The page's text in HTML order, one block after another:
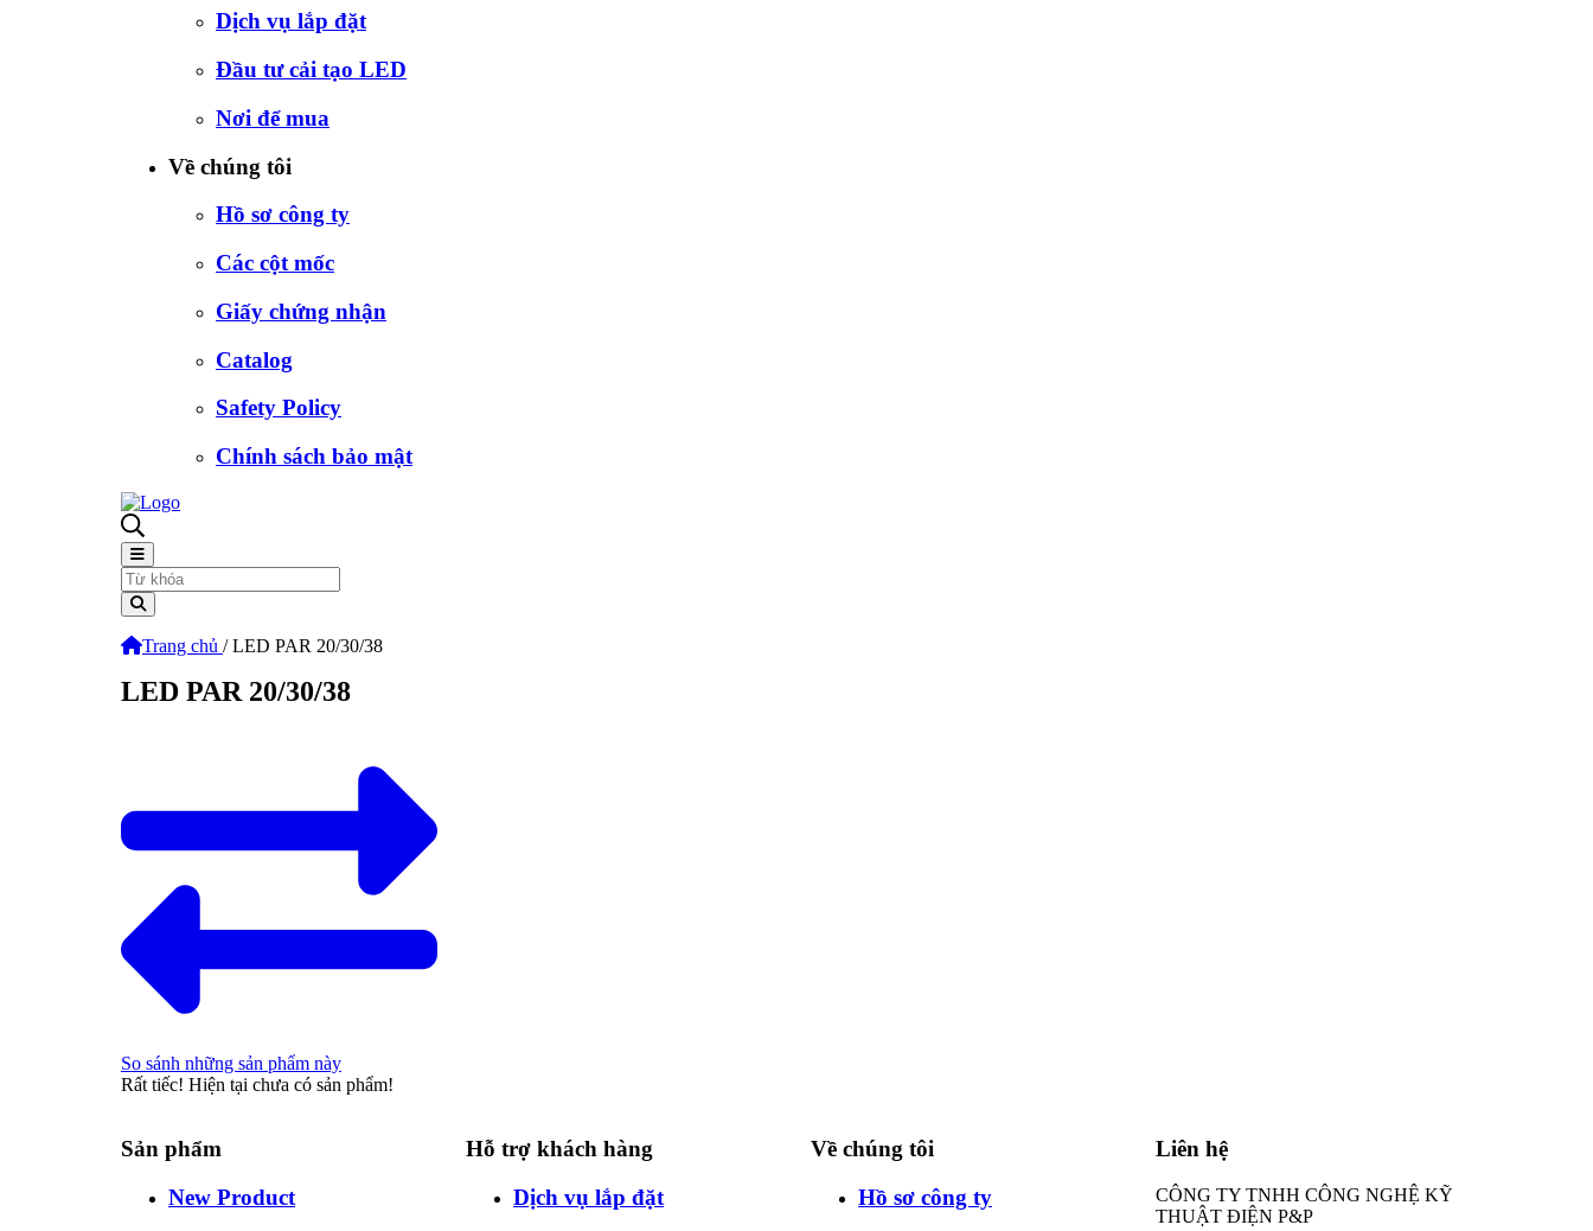
Dịch vụ lắp đặt
Đầu tư cải tạo LED
Nơi để mua
Về chúng tôi
Hồ sơ công ty
Các cột mốc
Giấy chứng nhận
Catalog
Safety Policy
Chính sách bảo mật
Trang chủ / LED PAR 20/30/38
LED PAR 20/30/38
So sánh những sản phẩm này
Rất tiếc! Hiện tại chưa có sản phẩm!
Sản phẩm
New Product
Hỗ trợ khách hàng
Dịch vụ lắp đặt
Về chúng tôi
Hồ sơ công ty
Liên hệ
CÔNG TY TNHH CÔNG NGHỆ KỸ
THUẬT ĐIỆN P&P